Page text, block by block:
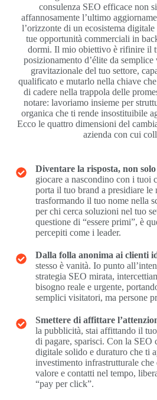
consulenza SEO efficace non
affannosamente l’ultimo
l’orizzonte di un ecosistema
tue opportunità commerciali in
dormi. Il mio obiettivo è rifinire il
posizionamento d’élite da
gravitazionale del tuo settore,
qualificato e mutarlo nella chiave
di cadere nella trappola delle
notare: lavoriamo insieme per
organica che ti rende insostituibile
Ecco le quattro dimensioni del
azienda con cui
Diventare la risposta, non solo
giocare a nascondino con i tuoi
porta il tuo brand a presidiare le
trasformando il tuo nome nella
per chi cerca soluzioni nel tuo
questione di “essere primi”, è
percepiti come i leader.
Dalla folla anonima ai clienti
stesso è vanità. Io punto
strategia SEO mirata,
bisogno reale e urgente,
semplici visitatori, ma persone
Smettere di affittare
la pubblicità, stai affittando il
di pagare, sparisci. Con la SEO
digitale solido e duraturo che ti
investimento infrastrutturale che
valore e contatti nel tempo,
“pay per click”.